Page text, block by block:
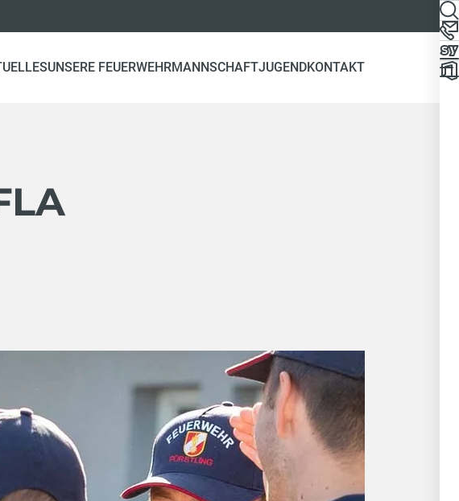
UNSERE FEUERWEHRMANNSCHAFTJUGENDKONTAKT